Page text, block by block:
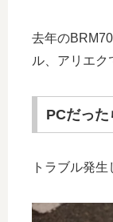
去年の
ル、アリエク
PCだっ
トラブル発